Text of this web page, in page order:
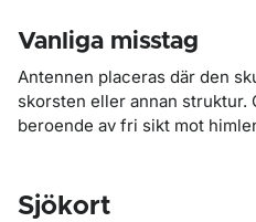
Vanliga misstag
Antennen placeras där den
skorsten eller annan struktur.
beroende av fri sikt mot
Sjökort